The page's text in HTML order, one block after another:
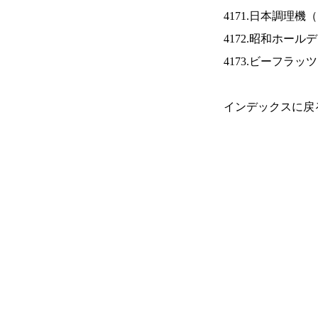
4171.日本調理機（
4172.昭和ホール
4173.ビーフラッ
インデックスに戻